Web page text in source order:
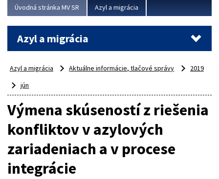
Úvodná stránka MV SR Azyl a migrácia
Azyl a migrácia
Azyl a migrácia Aktuálne informácie, tlačové správy
2019
jún
Výmena skúseností z riešenia
konfliktov v azylových
zariadeniach a v procese
integrácie